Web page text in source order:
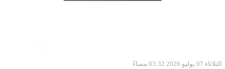
الثلاثاء 07 يوليو 2026 03:32 مساءً